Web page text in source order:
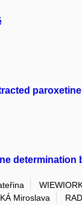
Miroslava